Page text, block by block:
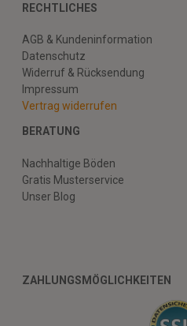
RECHTLICHES
AGB & Kundeninformation
Datenschutz
Widerruf & Rücksendung
Impressum
Vertrag widerrufen
BERATUNG
Nachhaltige Böden
Gratis Musterservice
Unser Blog
ZAHLUNGSMÖGLICHKEITEN